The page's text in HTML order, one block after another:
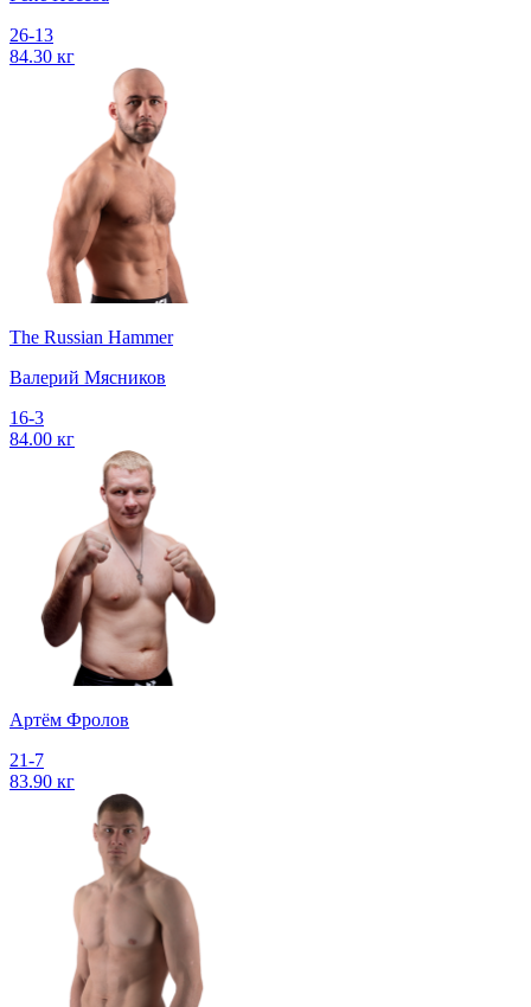
26-13
84.30 кг
The Russian Hammer
Валерий Мясников
16-3
84.00 кг
Артём Фролов
21-7
83.90 кг